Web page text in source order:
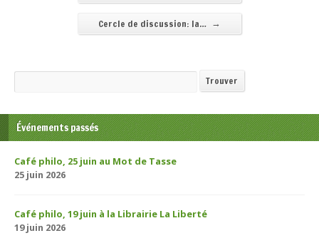
Cercle de discussion: la… →
Recherche Trouver
Événements passés
Café philo, 25 juin au Mot de Tasse
25 juin 2026
Café philo, 19 juin à la Librairie La Liberté
19 juin 2026